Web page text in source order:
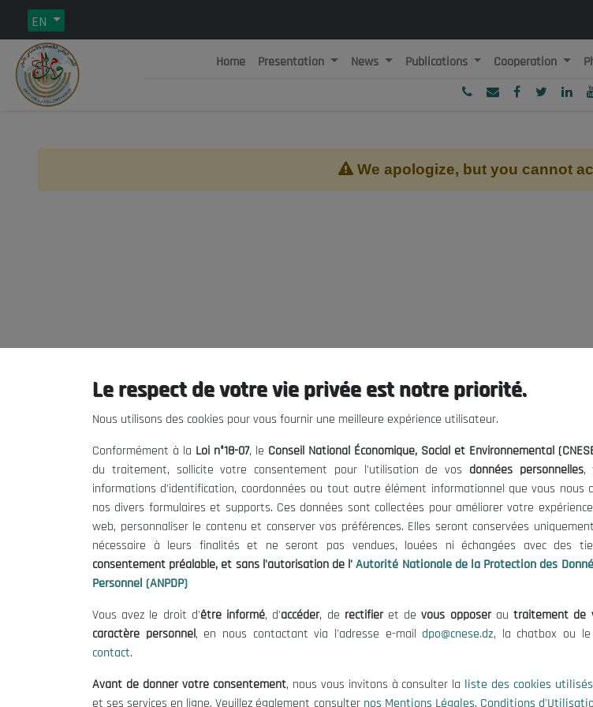
EN
République Algérienne Démocratique et
Home Presentation News Publications Cooperation
We apologize, but you cannot
THE NESEC
The President
Organisation
Publications
Useful Informations
Legal Notices
Terms of Use
Data Protection Policy
Cookie Policy
Inscrivez-
nos
Follow Us!
© 2026 National Economic, Social and
Le respect de votre vie privée est notre priorité.
Nous utilisons des cookies pour vous fournir une meilleure expérience utilisateur.
Conformément à la Loi n°18-07, le Conseil National Économique, Social et Environnemental
du traitement, sollicite votre consentement pour l'utilisation de vos données personnelles,
informations d'identification, coordonnées ou tout autre élément informationnel que vous nous
nos divers formulaires et supports. Ces données sont collectées pour améliorer votre
web, personnaliser le contenu et conserver vos préférences. Elles seront conservées
nécessaire à leurs finalités et ne seront pas vendues, louées ni échangées avec des
consentement préalable, et sans l'autorisation de l' Autorité Nationale de la Protection des
Personnel (ANPDP)
Vous avez le droit d'être informé, d'accéder, de rectifieret devous opposerautraitement de
caractère personnel, en nous contactant via l'adresse e-mail dpo@cnese.dz, la chatbox ou
contact.
Avant de donner votre consentement, nous vous invitons à consulter la liste des cookies utilisés
et ses services en ligne. Veuillez également consulter nos Mentions Légales, Conditions